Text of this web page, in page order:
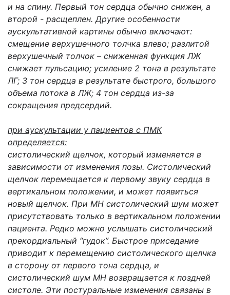
и на спину. Первый тон сердца обычно снижен, а
второй - расщеплен. Другие особенности
аускультативной картины обычно включают:
смещение верхушечного толчка влево; разлитой
верхушечный толчок – сниженная функция ЛЖ
снижает пульсацию; усиление 2 тона в результате
ЛГ; 3 тон сердца в результате быстрого, большого
объема потока в ЛЖ; 4 тон сердца из-за
сокращения предсердий.
при аускультации у пациентов с ПМК
определяется:
систолический щелчок, который изменяется в
зависимости от изменения позы. Систолический
щелчок перемещается к первому звуку сердца в
вертикальном положении, и может появиться
новый щелчок. При МН систолический шум может
присутствовать только в вертикальном положении
пациента. Редко можно услышать систолический
прекордиальный “гудок”. Быстрое приседание
приводит к перемещению систолического щелчка
в сторону от первого тона сердца, и
систолический шум МН возвращается к поздней
систоле. Эти постуральные изменения связаны в